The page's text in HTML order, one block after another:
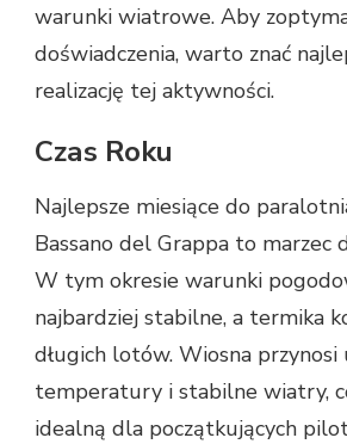
warunki wiatrowe. Aby
doświadczenia, warto znać
realizację tej aktywności.
Czas Roku
Najlepsze miesiące do
Bassano del Grappa to marzec
W tym okresie warunki
najbardziej stabilne, a termika
długich lotów. Wiosna
temperatury i stabilne wiatry,
idealną dla początkujących